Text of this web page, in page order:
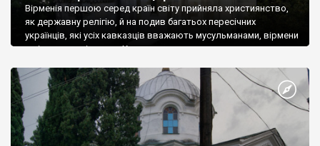
Вірменія першою серед країн світу прийняла християнство,
як державну релігію, й на подив багатьох пересічних
українців, які усіх кавказців вважають мусульманами, вірмени
є відданими вірянами Христа